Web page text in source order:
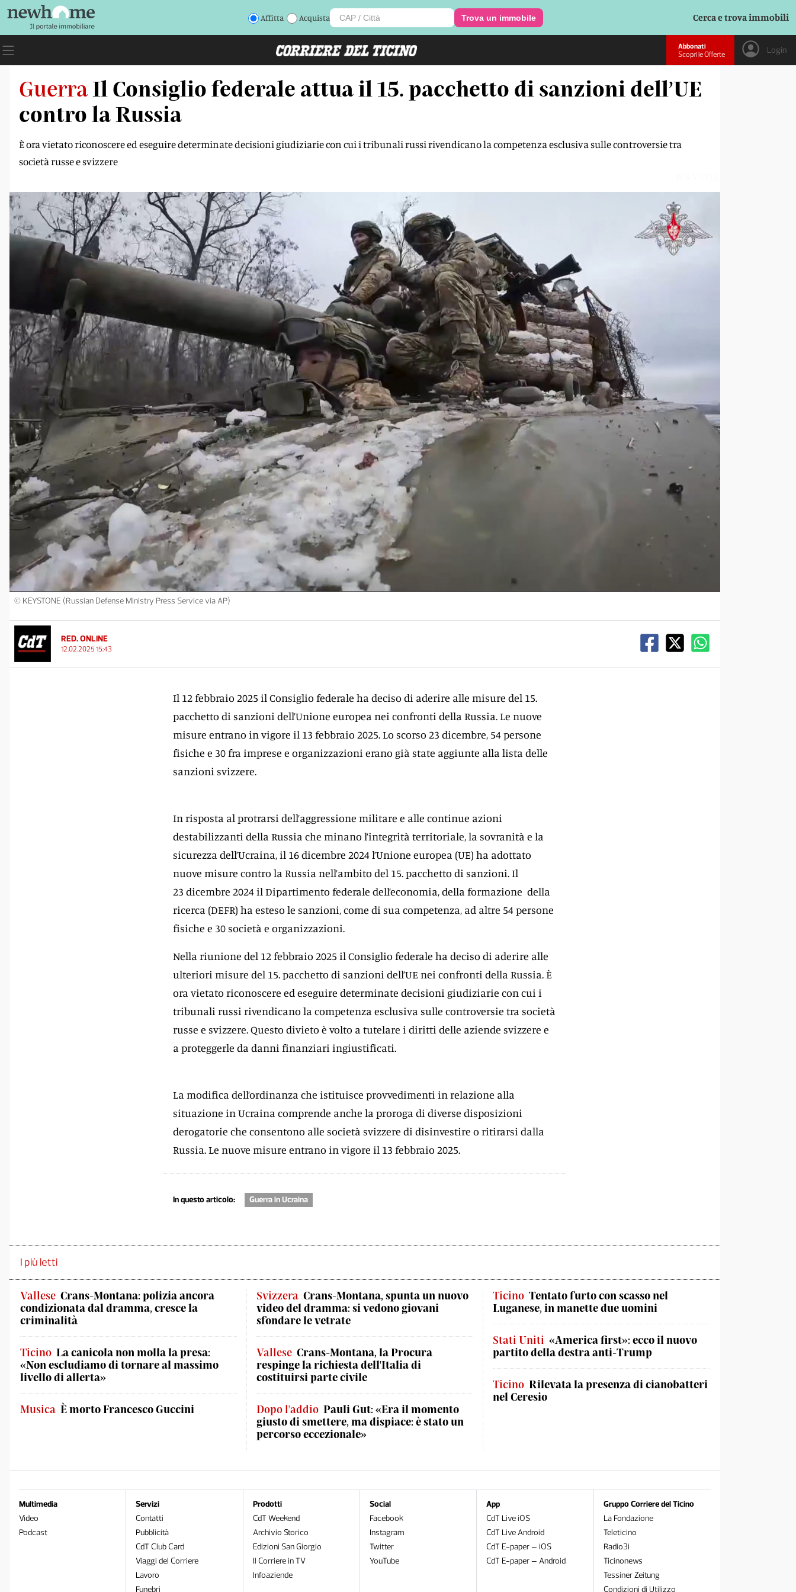
Affitta Acquista Trova un immobile Cerca e trova immobili
Abbonati
Scopri le Offerte
Login
GuerraIl Consiglio federale attua il 15. pacchetto di sanzioni dell’UE
contro la Russia
È ora vietato riconoscere ed eseguire determinate decisioni giudiziarie con cui i tribunali russi rivendicano la competenza esclusiva sulle controversie tra
società russe e svizzere
© KEYSTONE (Russian Defense Ministry Press Service via AP)
RED. ONLINE
12.02.2025 15:43
Il 12 febbraio 2025 il Consiglio federale ha deciso di aderire alle misure del 15.
pacchetto di sanzioni dell’Unione europea nei confronti della Russia. Le nuove
misure entrano in vigore il 13 febbraio 2025. Lo scorso 23 dicembre, 54 persone
fisiche e 30 fra imprese e organizzazioni erano già state aggiunte alla lista delle
sanzioni svizzere.
In risposta al protrarsi dell’aggressione militare e alle continue azioni
destabilizzanti della Russia che minano l’integrità territoriale, la sovranità e la
sicurezza dell’Ucraina, il 16 dicembre 2024 l’Unione europea (UE) ha adottato
nuove misure contro la Russia nell’ambito del 15. pacchetto di sanzioni. Il
23 dicembre 2024 il Dipartimento federale dell’economia, della formazione della
ricerca (DEFR) ha esteso le sanzioni, come di sua competenza, ad altre 54 persone
fisiche e 30 società e organizzazioni.
Nella riunione del 12 febbraio 2025 il Consiglio federale ha deciso di aderire alle
ulteriori misure del 15. pacchetto di sanzioni dell’UE nei confronti della Russia. È
ora vietato riconoscere ed eseguire determinate decisioni giudiziarie con cui i
tribunali russi rivendicano la competenza esclusiva sulle controversie tra società
russe e svizzere. Questo divieto è volto a tutelare i diritti delle aziende svizzere e
a proteggerle da danni finanziari ingiustificati.
La modifica dell’ordinanza che istituisce provvedimenti in relazione alla
situazione in Ucraina comprende anche la proroga di diverse disposizioni
derogatorie che consentono alle società svizzere di disinvestire o ritirarsi dalla
Russia. Le nuove misure entrano in vigore il 13 febbraio 2025.
In questo articolo: Guerra in Ucraina
I più letti
Vallese Crans-Montana: polizia ancora
condizionata dal dramma, cresce la
criminalità
Ticino La canicola non molla la presa:
«Non escludiamo di tornare al massimo
livello di allerta»
Musica È morto Francesco Guccini
Svizzera Crans-Montana, spunta un nuovo
video del dramma: si vedono giovani
sfondare le vetrate
Vallese Crans-Montana, la Procura
respinge la richiesta dell'Italia di
costituirsi parte civile
Dopo l'addio Pauli Gut: «Era il momento
giusto di smettere, ma dispiace: è stato un
percorso eccezionale»
Ticino Tentato furto con scasso nel
Luganese, in manette due uomini
Stati Uniti «America first»: ecco il nuovo
partito della destra anti-Trump
Ticino Rilevata la presenza di cianobatteri
nel Ceresio
Multimedia
Video
Podcast
Servizi
Contatti
Pubblicità
CdT Club Card
Viaggi del Corriere
Lavoro
Funebri
Prodotti
CdT Weekend
Archivio Storico
Edizioni San Giorgio
Il Corriere in TV
Infoaziende
Social
Facebook
Instagram
Twitter
YouTube
App
CdT Live iOS
CdT Live Android
CdT E-paper – iOS
CdT E-paper – Android
Gruppo Corriere del Ticino
La Fondazione
Teleticino
Radio3i
Ticinonews
Tessiner Zeitung
Condizioni di Utilizzo